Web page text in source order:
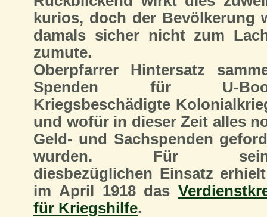
kurios, doch der Bevölkerung
damals sicher nicht zum
zumute.
Oberpfarrer Hintersatz
Spenden für U-
Kriegsbeschädigte
und wofür in dieser Zeit alles
Geld- und Sachspenden
wurden. Für
diesbezüglichen Einsatz
im April 1918 das
für Kriegshilfe.